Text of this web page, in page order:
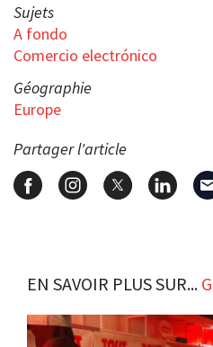
Sujets
A fondo
Comercio electrónico
Géographie
Europe
Partager l'article
EN SAVOIR PLUS SUR...